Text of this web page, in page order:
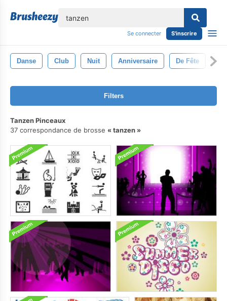
Se connecter S'inscrire
Danse Club Nuit Anniversaire De Fête
Filters
Tanzen Pinceaux
37 correspondance de brosse
tanzen